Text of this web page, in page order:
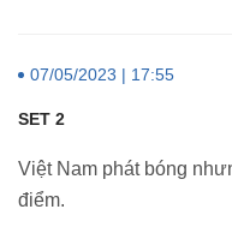
07/05/2023 | 17:55
SET 2
Việt Nam phát bóng
điểm.